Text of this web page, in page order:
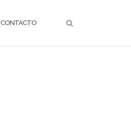
CONTACTO